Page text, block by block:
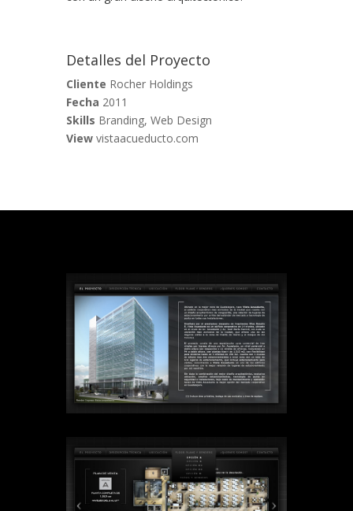
Detalles del Proyecto
Cliente Rocher Holdings
Fecha 2011
Skills Branding, Web Design
View vistaacueducto.com